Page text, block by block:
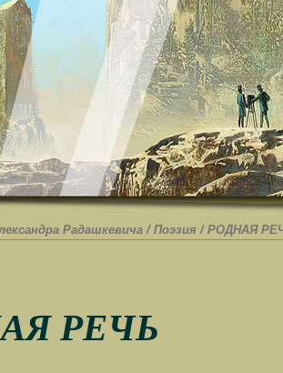
Радашкевича / Поэзия / РОДНАЯ
РЕЧЬ